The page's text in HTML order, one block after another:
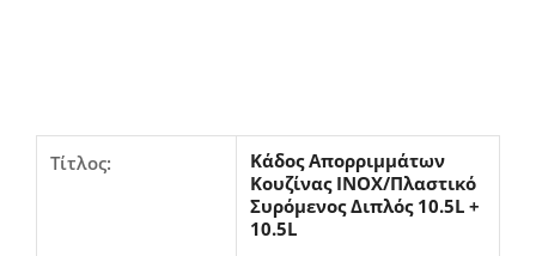
Τίτλος:
Κάδος Απορριμμάτων
Κουζίνας INOX/Πλαστικό
Συρόμενος Διπλός 10.5L +
10.5L